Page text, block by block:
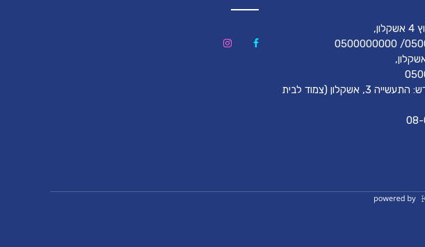
הסניף החדש: התעשייה 3, אשקלון (צמוד לבית